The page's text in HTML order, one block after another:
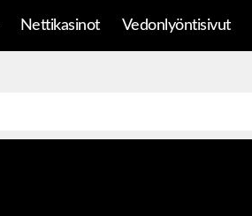
Nettikasinot Vedonlyöntisivut